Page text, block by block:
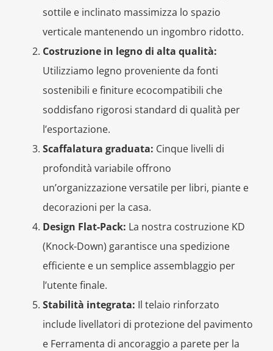
sottile e inclinato massimizza lo spazio
verticale mantenendo un ingombro ridotto.
Costruzione in legno di alta qualità:
Utilizziamo legno proveniente da fonti
sostenibili e finiture ecocompatibili che
soddisfano rigorosi standard di qualità per
l’esportazione.
Scaffalatura graduata: Cinque livelli di
profondità variabile offrono
un’organizzazione versatile per libri, piante e
decorazioni per la casa.
Design Flat-Pack: La nostra costruzione KD
(Knock-Down) garantisce una spedizione
efficiente e un semplice assemblaggio per
l’utente finale.
Stabilità integrata: Il telaio rinforzato
include livellatori di protezione del pavimento
e Ferramenta di ancoraggio a parete per la